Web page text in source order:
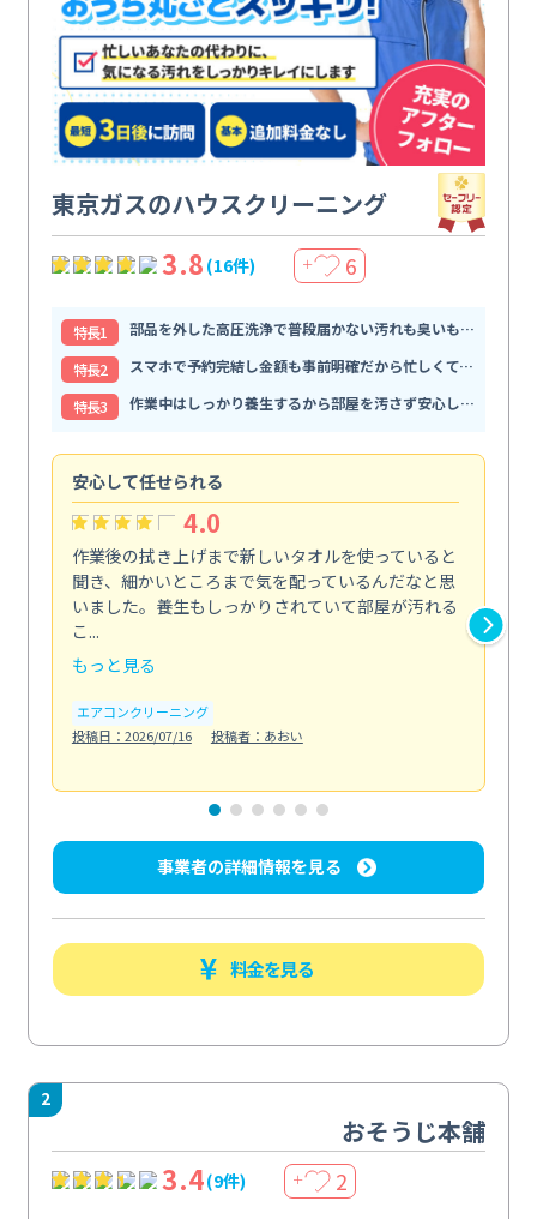
東京ガスのハウスクリーニング
3.8 (16件) ＋ 6
特⻑1
部品を外した高圧洗浄で普段届かない汚れも臭いもすっきり解消
特⻑2
スマホで予約完結し金額も事前明確だから忙しくても頼みやすい
特⻑3
作業中はしっかり養生するから部屋を汚さず安心して任せられる
安心して任せられる
4.0
作業後の拭き上げまで新しいタオルを使っていると
聞き、細かいところまで気を配っているんだなと思
いました。養生もしっかりされていて部屋が汚れる
こ...
もっと見る
エアコンクリーニング
投稿日：2026/07/16
投稿者：あおい
事業者の詳細情報を見る
料金を見る
2
おそうじ本舗
3.4(9件) ＋ 2